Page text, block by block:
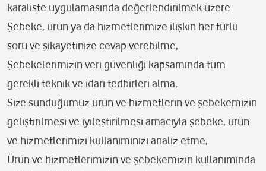
karaliste uygulamasında değerlendirilmek üzere
Şebeke, ürün ya da hizmetlerimize ilişkin her türlü
soru ve şikayetinize cevap verebilme,
Şebekelerimizin veri güvenliği kapsamında tüm
gerekli teknik ve idari tedbirleri alma,
Size sunduğumuz ürün ve hizmetlerin ve şebekemizin
geliştirilmesi ve iyileştirilmesi amacıyla şebeke, ürün
ve hizmetlerimizi kullanımınızı analiz etme,
Ürün ve hizmetlerimizin ve şebekemizin kullanımında